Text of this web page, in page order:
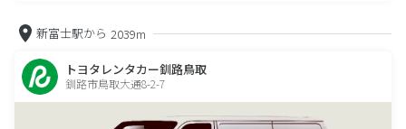
新富士駅から 2039m
トヨタレンタカー釧路鳥取
釧路市鳥取大通8-2-7